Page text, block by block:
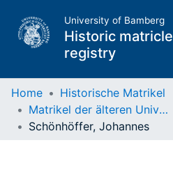
University of Bamberg
Historic matricle
registry
Matrikel
Home
Historische Matrikel
Matrikel der älteren Universität
Schönhöffer, Johannes